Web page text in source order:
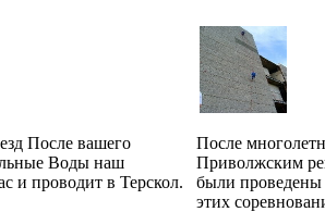
После вашего
Воды наш
и проводит в Терскол.
После
Приволжским
были проведены
этих